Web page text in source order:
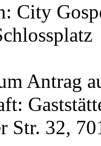
City
Antrag
Str. 32,